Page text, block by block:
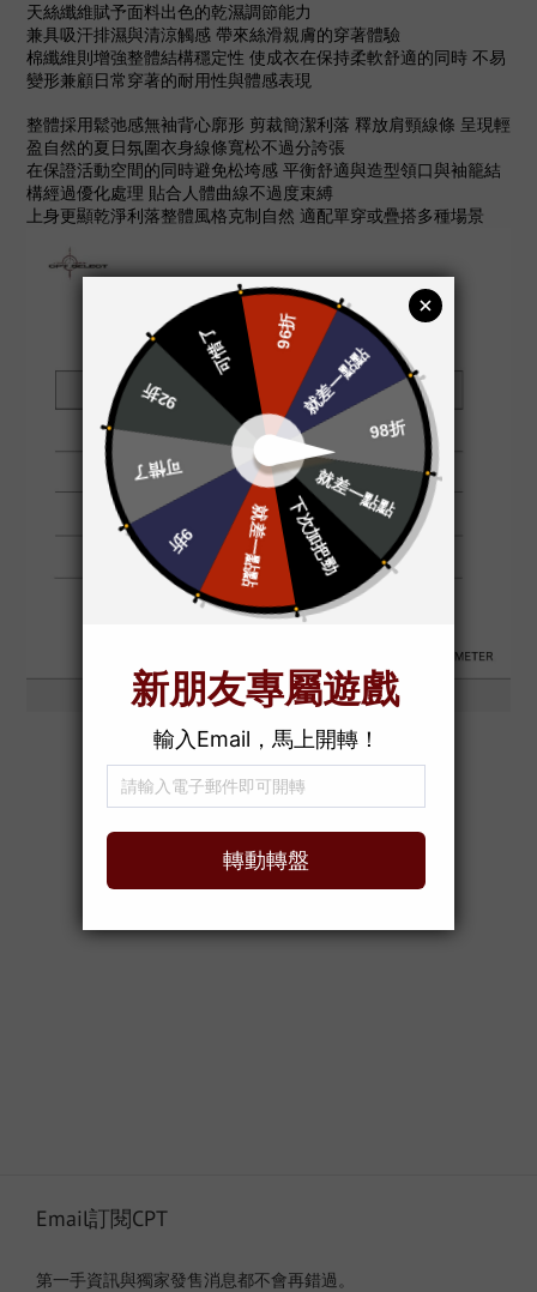
天絲纖維賦予面料出色的乾濕調節能力
兼具吸汗排濕與清涼觸感 帶來絲滑親膚的穿著體驗
棉纖維則增強整體結構穩定性 使成衣在保持柔軟舒適的同時 不易
變形兼顧日常穿著的耐用性與體感表現
整體採用鬆弛感無袖背心廓形 剪裁簡潔利落 釋放肩頸線條 呈現輕
盈自然的夏日氛圍衣身線條寬松不過分誇張
在保證活動空間的同時避免松垮感 平衡舒適與造型領口與袖籠結
構經過優化處理 貼合人體曲線不過度束縛
上身更顯乾淨利落整體風格克制自然 適配單穿或疊搭多種場景
Additional details
Email訂閱CPT
第一手資訊與獨家發售消息都不會再錯過。